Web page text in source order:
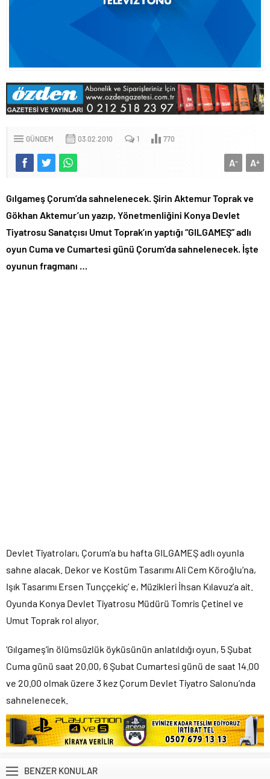
GÜNDEM 03.02.2010 1 770
A+
A-
Gılgameş Çorum’da sahnelenecek. Şirin Aktemur Toprak ve
Gökhan Aktemur’un yazıp, Yönetmenliğini Konya Devlet
Tiyatrosu Sanatçısı Umut Toprak’ın yaptığı “GILGAMEŞ” adlı
oyun Cuma ve Cumartesi günü Çorum’da sahnelenecek. İşte
oyunun fragmanı …
Devlet Tiyatroları, Çorum’a bu hafta GILGAMEŞ adlı oyunla
sahne alacak. Dekor ve Kostüm Tasarımı Ali Cem Köroğlu’na,
Işık Tasarımı Ersen Tunççekiç’ e, Müzikleri İhsan Kılavuz’a ait.
Oyunda Konya Devlet Tiyatrosu Müdürü Tomris Çetinel ve
Umut Toprak rol alıyor.
‘Gılgameş’in ölümsüzlük öyküsünün anlatıldığı oyun, 5 Şubat
Cuma günü saat 20.00, 6 Şubat Cumartesi günü de saat 14.00
ve 20.00 olmak üzere 3 kez Çorum Devlet Tiyatro Salonu’nda
sahnelenecek.
BENZER KONULAR